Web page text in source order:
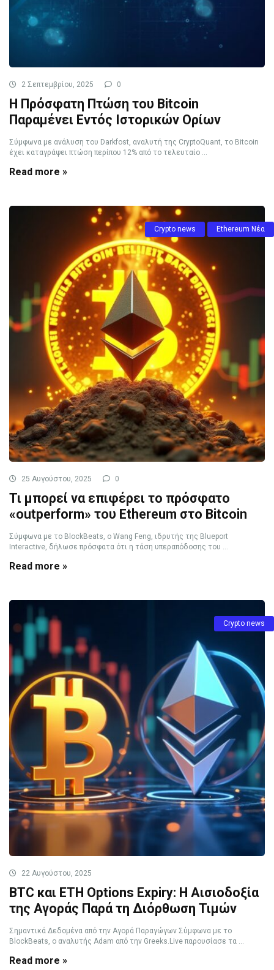
2 Σεπτεμβρίου, 2025 0
Η Πρόσφατη Πτώση του Bitcoin
Παραμένει Εντός Ιστορικών Ορίων
Σύμφωνα με ανάλυση του Darkfost, αναλυτή της CryptoQuant, το Bitcoin
έχει καταγράψει πτώση περίπου 12% από το τελευταίο ...
Read more »
Crypto news Ethereum Νέα
25 Αυγούστου, 2025 0
Τι μπορεί να επιφέρει το πρόσφατο
«outperform» του Ethereum στο Bitcoin
Σύμφωνα με το BlockBeats, ο Wang Feng, ιδρυτής της Blueport
Interactive, δήλωσε πρόσφατα ότι η τάση υπεραπόδοσης του ...
Read more »
Crypto news
22 Αυγούστου, 2025
BTC και ETH Options Expiry: Η Αισιοδοξία
της Αγοράς Παρά τη Διόρθωση Τιμών
Σημαντικά Δεδομένα από την Αγορά Παραγώγων Σύμφωνα με το
BlockBeats, ο αναλυτής Adam από την Greeks.Live παρουσίασε τα ...
Read more »